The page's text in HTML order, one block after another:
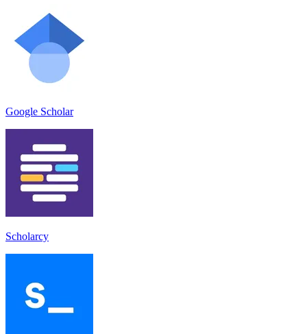
Google Scholar
Scholarcy